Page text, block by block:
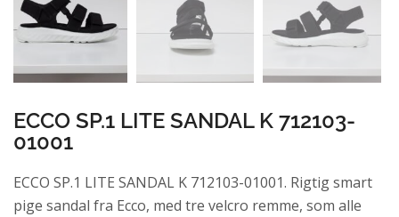
ECCO SP.1 LITE SANDAL K 712103-
01001
ECCO SP.1 LITE SANDAL K 712103-01001. Rigtig smart
pige sandal fra Ecco, med tre velcro remme, som alle